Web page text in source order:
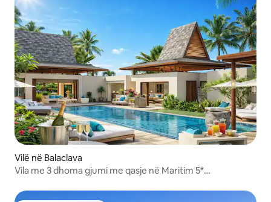
Vilë në Balaclava
Vila me 3 dhoma gjumi me qasje në Maritim 5*